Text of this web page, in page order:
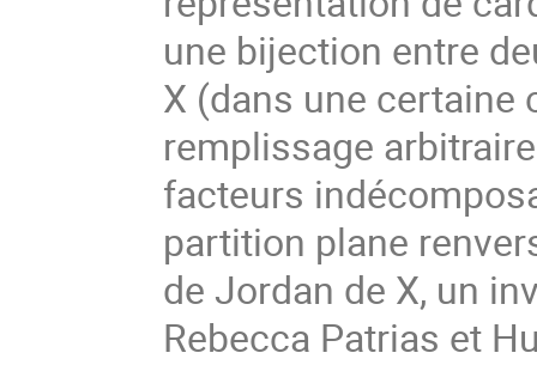
une bijection entre
X (dans une certaine
remplissage
facteurs
partition plane
de Jordan de X, un
Rebecca Patrias et